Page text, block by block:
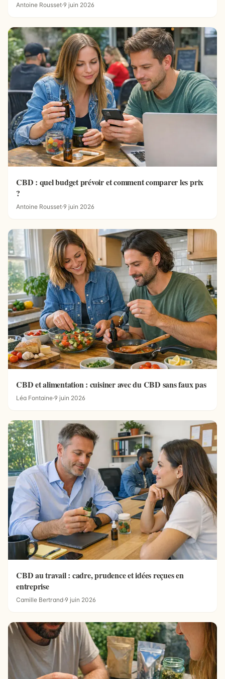
Antoine Rousset·9 juin 2026
CBD : quel budget prévoir et comment comparer les prix
?
Antoine Rousset·9 juin 2026
CBD et alimentation : cuisiner avec du CBD sans faux pas
Léa Fontaine·9 juin 2026
CBD au travail : cadre, prudence et idées reçues en
entreprise
Camille Bertrand·9 juin 2026